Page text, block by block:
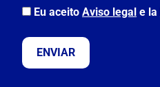
a
e
Eu aceito Aviso legal e la